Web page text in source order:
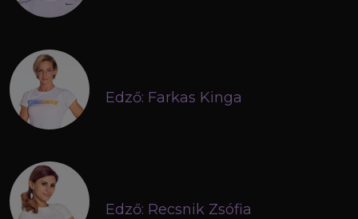
Edző: Farkas Kinga
Edző: Recsnik Zsófia